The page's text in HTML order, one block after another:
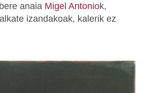
anaia Migel Antoniok,
izandakoak, kalerik ez